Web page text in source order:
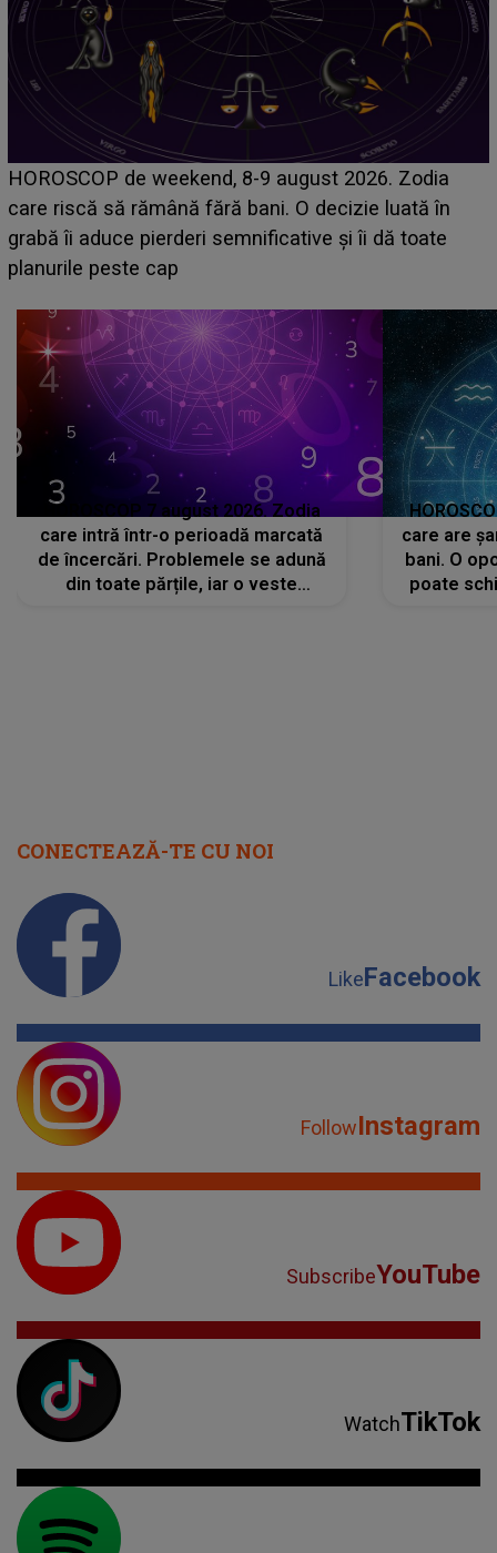
Emanuel a ținut ACEST DETALIU ASCUNS până
acum! În fața Alexandrei, concurentul din Casa Iubirii
face o MĂRTURISIRE NEAȘTEPTATĂ despre mama
sa: "I-am spus și ei în față, eu nu te iubesc pentru
HOROSCOP 7 august 2026. Zodia
care intră într-o perioadă marcată
de încercări. Problemele se adună
din toate părțile, iar o veste
care are
bani. O
poate
CONECTEAZĂ-TE CU NOI
LikeFacebook
FollowInstagram
SubscribeYouTube
WatchTikTok